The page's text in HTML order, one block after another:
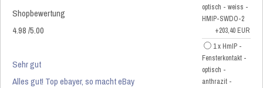
Shopbewertung
4.98/5.00
Sehr gut
Alles gut! Top ebayer, so macht eBay
optisch - weiss -
HMIP-SWDO-2
+203,40 EUR
1 x HmIP -
Fensterkontakt -
optisch -
anthrazit -